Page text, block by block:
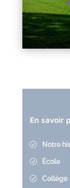
En savoir
R Notre
R École
R Collège